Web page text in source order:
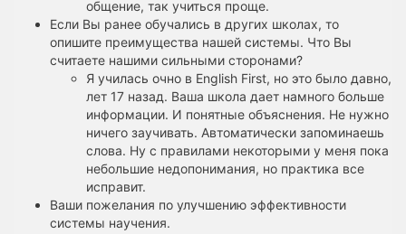
общение, так учиться проще.
Если Вы ранее обучались в других школах, то
опишите преимущества нашей системы. Что Вы
считаете нашими сильными сторонами?
Я училась очно в English First, но это было давно,
лет 17 назад. Ваша школа дает намного больше
информации. И понятные объяснения. Не нужно
ничего заучивать. Автоматически запоминаешь
слова. Ну с правилами некоторыми у меня пока
небольшие недопонимания, но практика все
исправит.
Ваши пожелания по улучшению эффективности
системы научения.